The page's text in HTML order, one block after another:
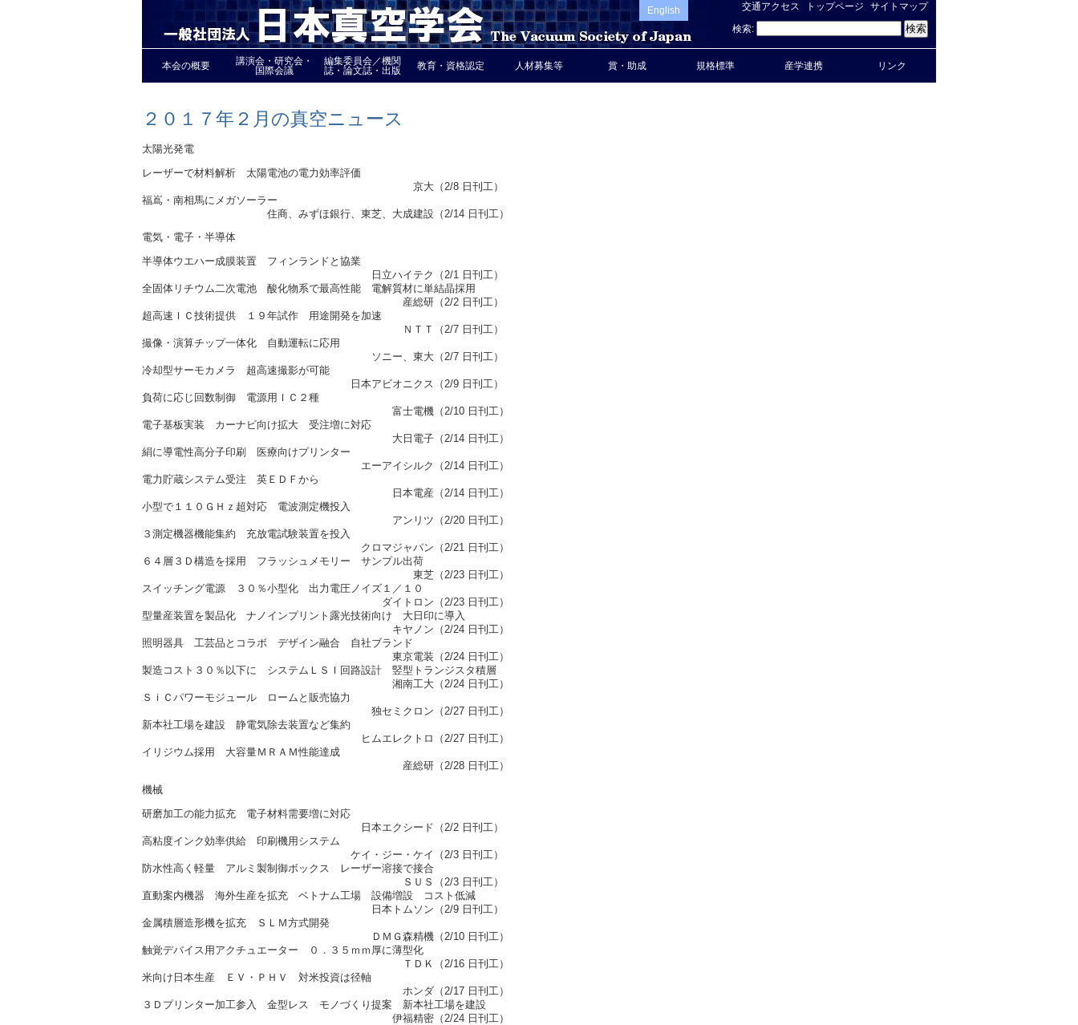
English
検索:
交通アクセス トップページ サイトマップ
本会の概要
講演会・研究会・
国際会議
編集委員会／機関
誌・論文誌・出版
教育・資格認定 人材募集等 賞・助成 規格標準 産学連携 リンク
２０１７年２月の真空ニュース
太陽光発電
レーザーで材料解析 太陽電池の電力効率評価
京大（2/8 日刊工）
福嶌・南相馬にメガソーラー
住商、みずほ銀行、東芝、大成建設（2/14 日刊工）
電気・電子・半導体
半導体ウエハー成膜装置 フィンランドと協業
日立ハイテク（2/1 日刊工）
全固体リチウム二次電池 酸化物系で最高性能 電解質材に単結晶採用
産総研（2/2 日刊工）
超高速ＩＣ技術提供 １９年試作 用途開発を加速
ＮＴＴ（2/7 日刊工）
撮像・演算チップ一体化 自動運転に応用
ソニー、東大（2/7 日刊工）
冷却型サーモカメラ 超高速撮影が可能
日本アビオニクス（2/9 日刊工）
負荷に応じ回数制御 電源用ＩＣ２種
富士電機（2/10 日刊工）
電子基板実装 カーナビ向け拡大 受注増に対応
大日電子（2/14 日刊工）
絹に導電性高分子印刷 医療向けプリンター
エーアイシルク（2/14 日刊工）
電力貯蔵システム受注 英ＥＤＦから
日本電産（2/14 日刊工）
小型で１１０ＧＨｚ超対応 電波測定機投入
アンリツ（2/20 日刊工）
３測定機器機能集約 充放電試験装置を投入
クロマジャパン（2/21 日刊工）
６４層３Ｄ構造を採用 フラッシュメモリー サンプル出荷
東芝（2/23 日刊工）
スイッチング電源 ３０％小型化 出力電圧ノイズ１／１０
ダイトロン（2/23 日刊工）
型量産装置を製品化 ナノインプリント露光技術向け 大日印に導入
キヤノン（2/24 日刊工）
照明器具 工芸品とコラボ デザイン融合 自社ブランド
東京電装（2/24 日刊工）
製造コスト３０％以下に システムＬＳＩ回路設計 竪型トランジスタ積層
湘南工大（2/24 日刊工）
ＳｉＣパワーモジュール ロームと販売協力
独セミクロン（2/27 日刊工）
新本社工場を建設 静電気除去装置など集約
ヒムエレクトロ（2/27 日刊工）
イリジウム採用 大容量ＭＲＡＭ性能達成
産総研（2/28 日刊工）
機械
研磨加工の能力拡充 電子材料需要増に対応
日本エクシード（2/2 日刊工）
高粘度インク効率供給 印刷機用システム
ケイ・ジー・ケイ（2/3 日刊工）
防水性高く軽量 アルミ製制御ボックス レーザー溶接で接合
ＳＵＳ（2/3 日刊工）
直動案内機器 海外生産を拡充 ベトナム工場 設備増設 コスト低減
日本トムソン（2/9 日刊工）
金属積層造形機を拡充 ＳＬＭ方式開発
ＤＭＧ森精機（2/10 日刊工）
触覚デバイス用アクチュエーター ０．３５ｍｍ厚に薄型化
ＴＤＫ（2/16 日刊工）
米向け日本生産 ＥＶ・ＰＨＶ 対米投資は径軸
ホンダ（2/17 日刊工）
３Ｄプリンター加工参入 金型レス モノづくり提案 新本社工場を建設
伊福精密（2/24 日刊工）